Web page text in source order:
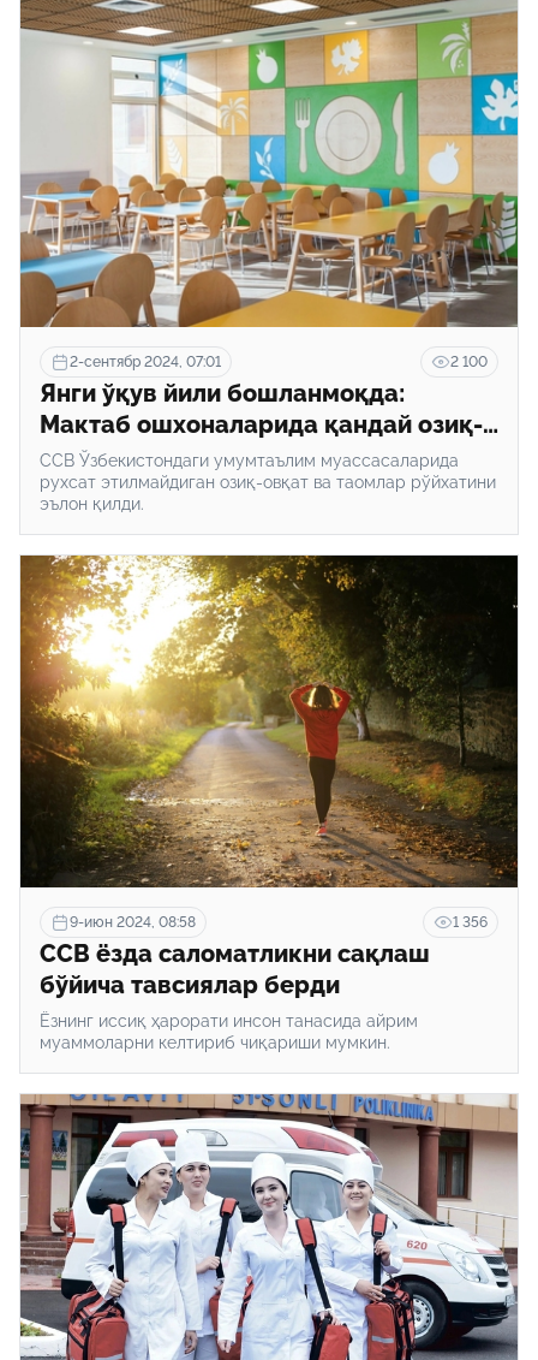
2-сентябр 2024, 07:01 2 100
Янги ўқув йили бошланмоқда:
Мактаб ошхоналарида қандай озиқ-
овқатларни тайёрлаш ва сотиш
тақиқланган?
ССВ Ўзбекистондаги умумтаълим муассасаларида
рухсат этилмайдиган озиқ-овқат ва таомлар рўйхатини
эълон қилди.
9-июн 2024, 08:58 1 356
ССВ ёзда саломатликни сақлаш
бўйича тавсиялар берди
Ёзнинг иссиқ ҳарорати инсон танасида айрим
муаммоларни келтириб чиқариши мумкин.